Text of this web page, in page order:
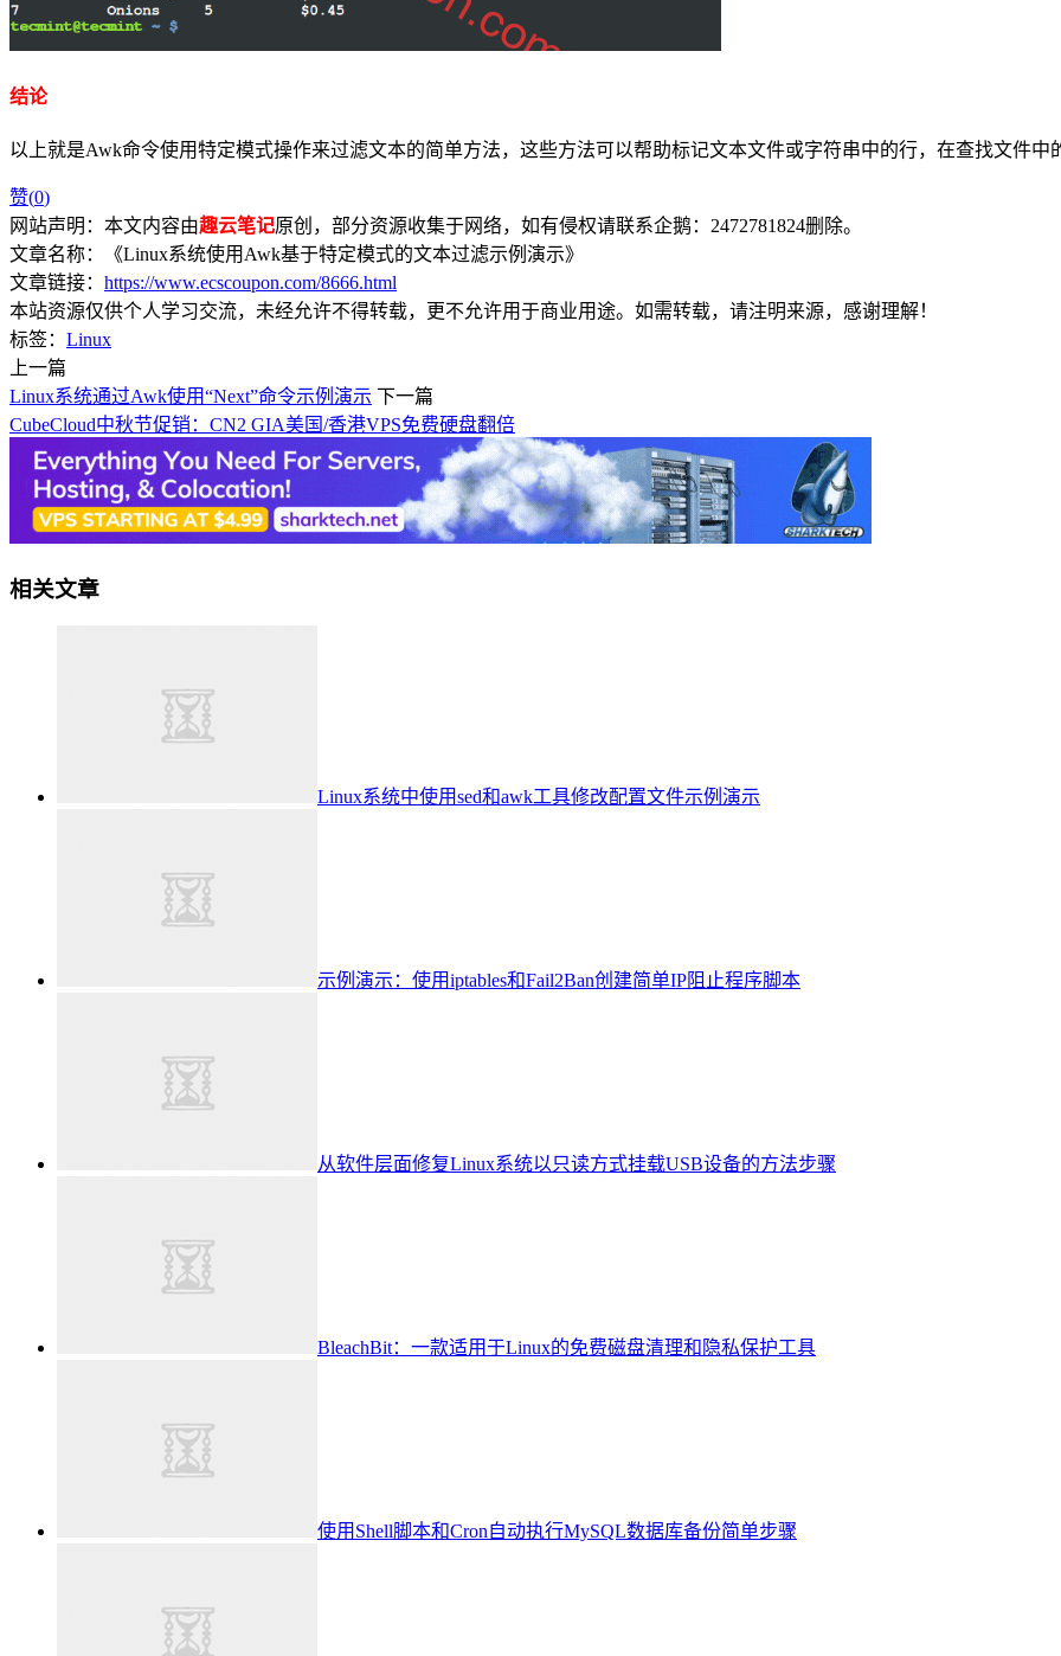
结论
以上就是Awk命令使用特定模式操作来过滤文本的简单方法，这些方法可以帮助标记文本文件或字符串中的行，在查找文件中
赞(0)
网站声明：本文内容由趣云笔记原创，部分资源收集于网络，如有侵权请联系企鹅：2472781824删除。
文章名称：《Linux系统使用Awk基于特定模式的文本过滤示例演示》
文章链接： https://www.ecscoupon.com/8666.html
本站资源仅供个人学习交流，未经允许不得转载，更不允许用于商业用途。如需转载，请注明来源，感谢理解！
标签： Linux
上一篇
Linux系统通过Awk使用“Next”命令示例演示 下一篇
CubeCloud中秋节促销：CN2 GIA美国/香港VPS免费硬盘翻倍
相关文章
Linux系统中使用sed和awk工具修改配置文件示例演示
示例演示：使用iptables和Fail2Ban创建简单IP阻止程序脚本
从软件层面修复Linux系统以只读方式挂载USB设备的方法步骤
BleachBit：一款适用于Linux的免费磁盘清理和隐私保护工具
使用Shell脚本和Cron自动执行MySQL数据库备份简单步骤